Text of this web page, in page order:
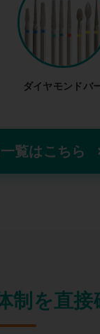
ダイヤモンドバ
覧はこちら
制を直